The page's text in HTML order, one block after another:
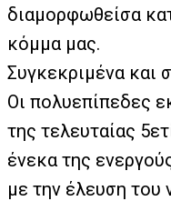
διαμορφωθείσα
κόμμα μας.
Συγκεκριμένα και
Οι πολυεπίπεδες
της τελευταίας
ένεκα της
με την έλευση